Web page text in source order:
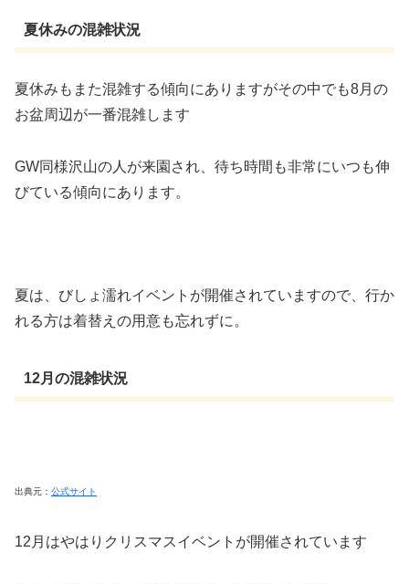
夏休みの混雑状況
夏休みもまた混雑する傾向にありますがその中でも8月の
お盆周辺が一番混雑します
GW同様沢山の人が来園され、待ち時間も非常にいつも伸
びている傾向にあります。
夏は、びしょ濡れイベントが開催されていますので、行か
れる方は着替えの用意も忘れずに。
12月の混雑状況
出典元： 公式サイト
12月はやはりクリスマスイベントが開催されています